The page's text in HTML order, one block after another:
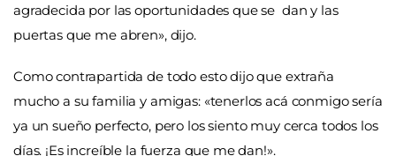
agradecida por las oportunidades que se dan y las
puertas que me abren», dijo.
Como contrapartida de todo esto dijo que extraña
mucho a su familia y amigas: «tenerlos acá conmigo sería
ya un sueño perfecto, pero los siento muy cerca todos los
días. ¡Es increíble la fuerza que me dan!».